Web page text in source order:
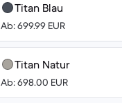
Titan Blau
Ab: 699.99 EUR
Titan Natur
Ab: 698.00 EUR